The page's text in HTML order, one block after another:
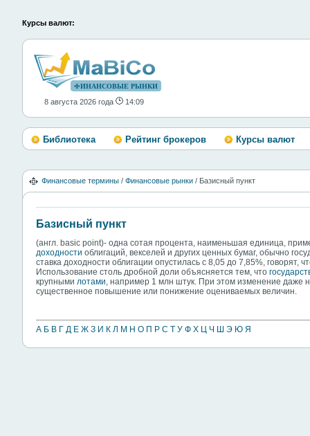
Курсы валют:
ФИНАНСОВЫЕ РЫНКИ
8 августа 2026 года 14:09
Библиотека Рейтинг брокеров Курсы валют
Финансовые термины / Финансовые рынки / Базисный пункт
Базисный пункт
(англ. basic point)- одна сотая процента, наименьшая единица,
доходности облигаций, векселей и других ценных бумаг, обычно
ставка доходности облигации опустилась с 8,05 до 7,85%, говорят,
Использование столь дробной доли объясняется тем, что
крупными лотами , например 1 млн штук. При этом изменение даже
существенное повышение или понижение оцениваемых величин.
А Б В Г Д Е Ж З И К Л М Н О П Р С Т У Ф Х Ц Ч Ш Э Ю Я